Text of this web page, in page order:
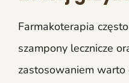
Farmakoterapia
szampony lecznicze
zastosowaniem